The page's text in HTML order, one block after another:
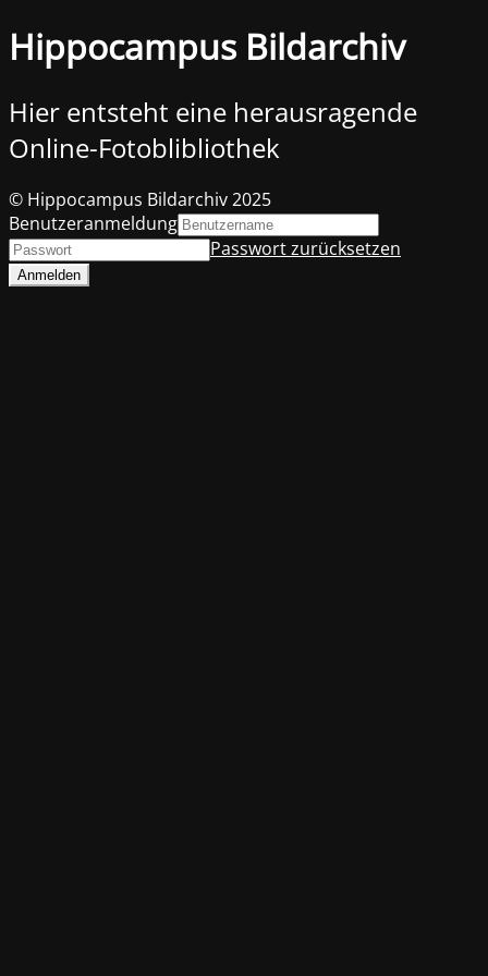
Hippocampus Bildarchiv
Hier entsteht eine herausragende
Online-Fotoblibliothek
© Hippocampus Bildarchiv 2025
Benutzeranmeldung
Passwort zurücksetzen